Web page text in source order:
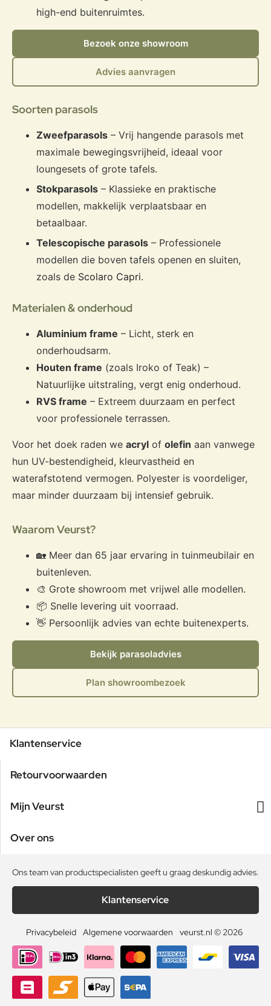
high-end buitenruimtes.
Bezoek onze showroom
Advies aanvragen
Soorten parasols
Zweefparasols – Vrij hangende parasols met
maximale bewegingsvrijheid, ideaal voor
loungesets of grote tafels.
Stokparasols – Klassieke en praktische
modellen, makkelijk verplaatsbaar en
betaalbaar.
Telescopische parasols – Professionele
modellen die boven tafels openen en sluiten,
zoals de Scolaro Capri.
Materialen & onderhoud
Aluminium frame – Licht, sterk en
onderhoudsarm.
Houten frame (zoals Iroko of Teak) –
Natuurlijke uitstraling, vergt enig onderhoud.
RVS frame – Extreem duurzaam en perfect
voor professionele terrassen.
Voor het doek raden we acryl of olefin aan vanwege
hun UV-bestendigheid, kleurvastheid en
waterafstotend vermogen. Polyester is voordeliger,
maar minder duurzaam bij intensief gebruik.
Waarom Veurst?
🏡 Meer dan 65 jaar ervaring in tuinmeubilair en
buitenleven.
🎨 Grote showroom met vrijwel alle modellen.
📦 Snelle levering uit voorraad.
👋 Persoonlijk advies van echte buitenexperts.
Bekijk parasoladvies
Plan showroombezoek
Klantenservice
Retourvoorwaarden
Mijn Veurst
Over ons
Ons team van productspecialisten geeft u graag deskundig advies.
Klantenservice
Privacybeleid Algemene voorwaarden veurst.nl © 2026